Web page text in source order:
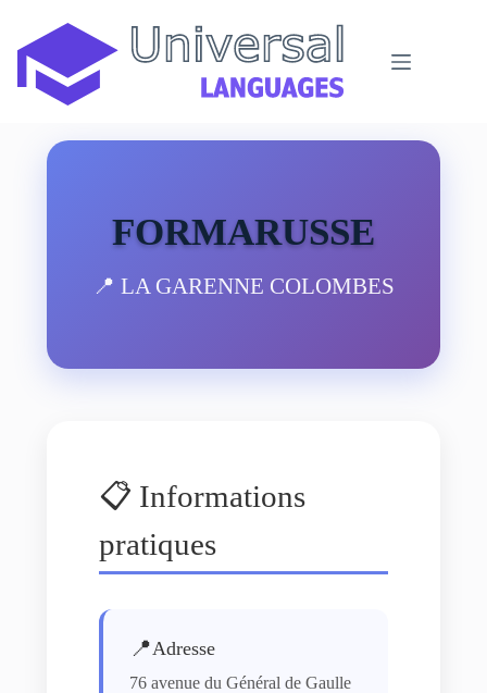
contenu
FORMARUSSE
📍 LA GARENNE COLOMBES
📋 Informations
pratiques
📍Adresse
76 avenue du Général de Gaulle